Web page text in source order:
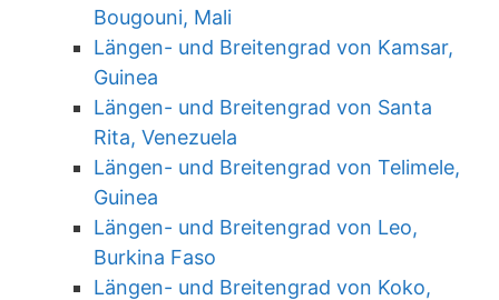
Bougouni, Mali
Längen- und Breitengrad von Kamsar,
Guinea
Längen- und Breitengrad von Santa
Rita, Venezuela
Längen- und Breitengrad von Telimele,
Guinea
Längen- und Breitengrad von Leo,
Burkina Faso
Längen- und Breitengrad von Koko,